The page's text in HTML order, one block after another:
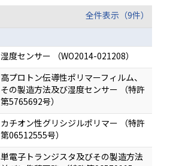
全件表示（9件）
湿度センサー （WO2014-021208）
高プロトン伝導性ポリマーフィルム、
その製造方法及び湿度センサー （特許
第5765692号）
カチオン性グリシジルポリマー （特許
第06512555号）
単電子トランジスタ及びその製造方法